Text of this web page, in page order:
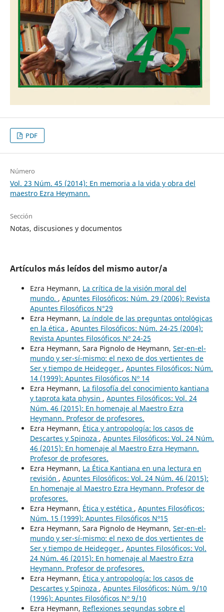
PDF
Número
Vol. 23 Núm. 45 (2014): En memoria a la vida y obra del
maestro Ezra Heymann.
Sección
Notas, discusiones y documentos
Artículos más leídos del mismo autor/a
Ezra Heymann, La crítica de la visión moral del
mundo. , Apuntes Filosóficos: Núm. 29 (2006): Revista
Apuntes Filosóficos N°29
Ezra Heymann, La índole de las preguntas ontológicas
en la ética , Apuntes Filosóficos: Núm. 24-25 (2004):
Revista Apuntes Filosóficos Nº 24-25
Ezra Heymann, Sara Pignolo de Heymann, Ser-en-el-
mundo y ser-sí-mismo: el nexo de dos vertientes de
Ser y tiempo de Heidegger , Apuntes Filosóficos: Núm.
14 (1999): Apuntes Filosóficos Nº 14
Ezra Heymann, La filosofía del conocimiento kantiana
y taprota kata physin , Apuntes Filosóficos: Vol. 24
Núm. 46 (2015): En homenaje al Maestro Ezra
Heymann. Profesor de profesores.
Ezra Heymann, Ética y antropología: los casos de
Descartes y Spinoza , Apuntes Filosóficos: Vol. 24 Núm.
46 (2015): En homenaje al Maestro Ezra Heymann.
Profesor de profesores.
Ezra Heymann, La Ética Kantiana en una lectura en
revisión , Apuntes Filosóficos: Vol. 24 Núm. 46 (2015):
En homenaje al Maestro Ezra Heymann. Profesor de
profesores.
Ezra Heymann, Ética y estética , Apuntes Filosóficos:
Núm. 15 (1999): Apuntes Filosóficos Nº15
Ezra Heymann, Sara Pignolo de Heymann, Ser-en-el-
mundo y ser-sí-mismo: el nexo de dos vertientes de
Ser y tiempo de Heidegger , Apuntes Filosóficos: Vol.
24 Núm. 46 (2015): En homenaje al Maestro Ezra
Heymann. Profesor de profesores.
Ezra Heymann, Ética y antropología: los casos de
Descartes y Spinoza , Apuntes Filosóficos: Núm. 9/10
(1996): Apuntes Filosóficos Nº 9/10
Ezra Heymann, Reflexiones segundas sobre el